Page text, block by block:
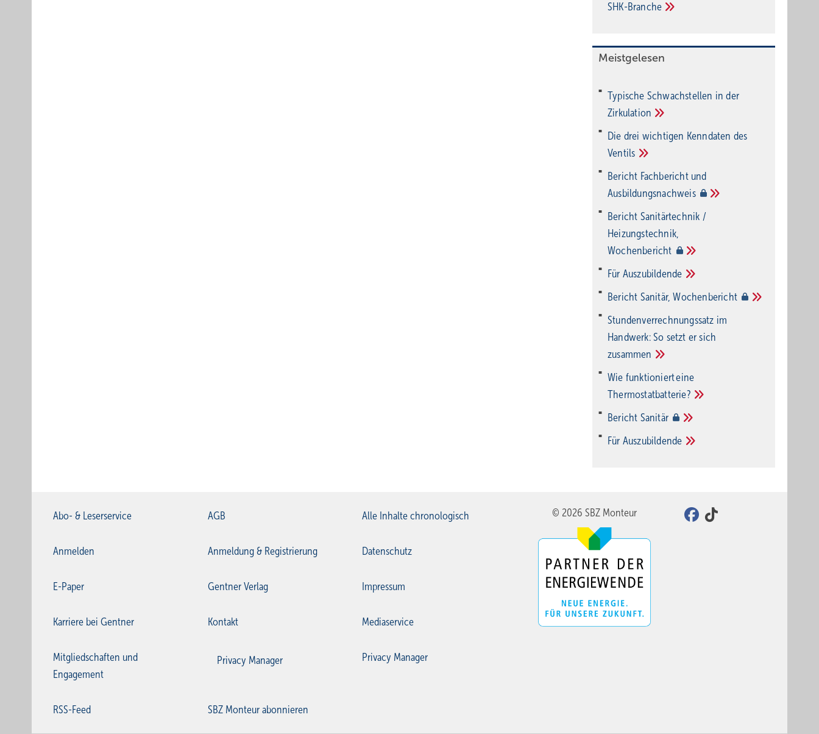
SHK-Branche
Meistgelesen
Typische Schwachstellen in der
Zirkulation
Die drei wichtigen Kenndaten des
Ventils
Bericht Fachbericht und
Ausbildungsnachweis
Bericht Sanitärtechnik /
Heizungstechnik,
Wochenbericht
Für Auszubildende
Bericht Sanitär,Wochenbericht
Stundenverrechnungssatz im
Handwerk: So setzt er sich
zusammen
Wie funktioniert eine
Thermostatbatterie?
Bericht Sanitär
Für Auszubildende
Abo- & Leserservice AGB Alle Inhalte chronologisch
Anmelden Anmeldung & Registrierung Datenschutz
E-Paper Gentner Verlag Impressum
Karriere bei Gentner Kontakt Mediaservice
Mitgliedschaften und
Engagement
Privacy Manager Privacy Manager
RSS-Feed SBZ Monteur abonnieren
© 2026 SBZ Monteur